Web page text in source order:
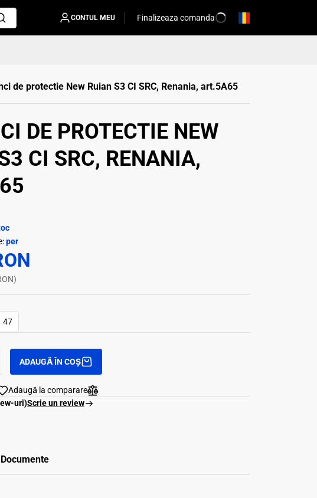
CONTUL MEU Finalizeaza comanda
de protectie New Ruian S3 CI SRC, Renania, art.5A65
DE PROTECTIE NEW
CI SRC, RENANIA,
per
47
ADAUGĂ ÎN COȘ
Adaugă la comparare
uri)Scrie un review
Documente